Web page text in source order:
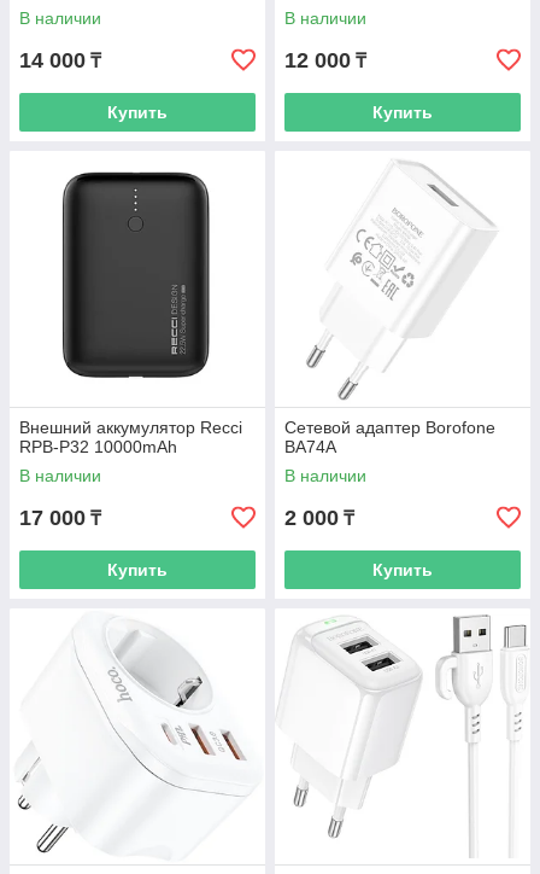
В наличии
14 000 ₸
Купить
В наличии
12 000 ₸
Купить
Внешний аккумулятор Recci
RPB-P32 10000mAh
В наличии
17 000 ₸
Купить
Сетевой адаптер Borofone
BA74A
В наличии
2 000 ₸
Купить